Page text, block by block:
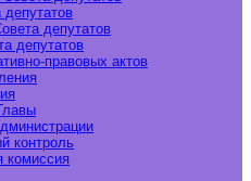
депутатов
депутатов
правовых актов
контроль
комиссия